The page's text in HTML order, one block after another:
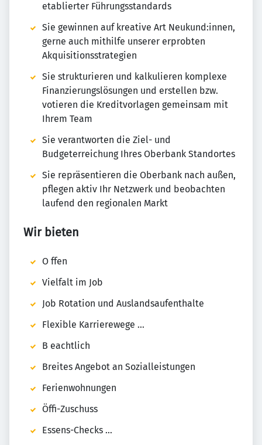
etablierter Führungsstandards
Sie gewinnen auf kreative Art Neukund:innen,
gerne auch mithilfe unserer erprobten
Akquisitionsstrategien
Sie strukturieren und kalkulieren komplexe
Finanzierungslösungen und erstellen bzw.
votieren die Kreditvorlagen gemeinsam mit
Ihrem Team
Sie verantworten die Ziel- und
Budgeterreichung Ihres Oberbank Standortes
Sie repräsentieren die Oberbank nach außen,
pflegen aktiv Ihr Netzwerk und beobachten
laufend den regionalen Markt
Wir bieten
O ffen
Vielfalt im Job
Job Rotation und Auslandsaufenthalte
Flexible Karrierewege ...
B eachtlich
Breites Angebot an Sozialleistungen
Ferienwohnungen
Öffi-Zuschuss
Essens-Checks ...